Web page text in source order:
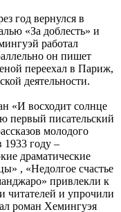
год вернулся в
«За доблесть» и
работал
он пишет
переехал в Париж,
деятельности.
«И восходит солнце
первый писательский
молодого
году –
драматические
, «Недолгое счастье
привлекли к
читателей и упрочили
роман Хемингуэя